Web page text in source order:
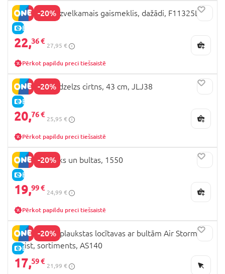
-20%
E-CENA
STAR WARS izvelkamais gaismeklis, dažādi, F11325L0
22,36 €
27,95 €
Pērkot papildu preci tiešsaistē
-20%
E-CENA
MINECRAFT dzelzs cirtns, 43 cm, JLJ38
20,76 €
25,95 €
Pērkot papildu preci tiešsaistē
-20%
E-CENA
GUNTHER loks un bultas, 1550
19,99 €
24,99 €
Pērkot papildu preci tiešsaistē
-20%
E-CENA
ZING loks uz plaukstas locītavas ar bultām Air Storm
Wrist, sortiments, AS140
17,59 €
21,99 €